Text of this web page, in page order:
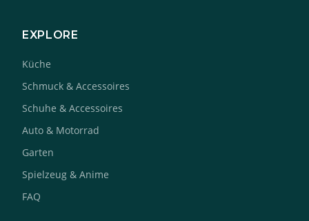
EXPLORE
Küche
Schmuck & Accessoires
Schuhe & Accessoires
Auto & Motorrad
Garten
Spielzeug & Anime
FAQ